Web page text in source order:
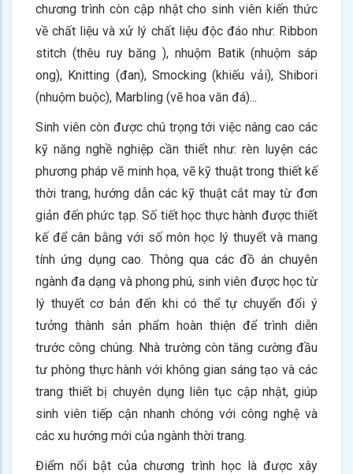
chương trình còn cập nhật cho sinh viên kiến thức
về chất liệu và xử lý chất liệu độc đáo như: Ribbon
stitch (thêu ruy băng ), nhuộm Batik (nhuộm sáp
ong), Knitting (đan), Smocking (khiếu vải), Shibori
(nhuộm buộc), Marbling (vẽ hoa văn đá)...
Sinh viên còn được chú trọng tới việc nâng cao các
kỹ năng nghề nghiệp cần thiết như: rèn luyện các
phương pháp vẽ minh họa, vẽ kỹ thuật trong thiết kế
thời trang, hướng dẫn các kỹ thuật cắt may từ đơn
giản đến phức tạp. Số tiết học thực hành được thiết
kế để cân bằng với số môn học lý thuyết và mang
tính ứng dụng cao. Thông qua các đồ án chuyên
ngành đa dạng và phong phú, sinh viên được học từ
lý thuyết cơ bản đến khi có thể tự chuyển đổi ý
tưởng thành sản phẩm hoàn thiện để trình diễn
trước công chúng. Nhà trường còn tăng cường đầu
tư phòng thực hành với không gian sáng tạo và các
trang thiết bị chuyên dụng liên tục cập nhật, giúp
sinh viên tiếp cận nhanh chóng với công nghệ và
các xu hướng mới của ngành thời trang.
Điểm nổi bật của chương trình học là được xây